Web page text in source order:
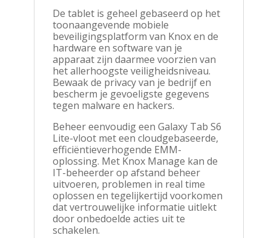
De tablet is geheel gebaseerd op het
toonaangevende mobiele
beveiligingsplatform van Knox en de
hardware en software van je
apparaat zijn daarmee voorzien van
het allerhoogste veiligheidsniveau.
Bewaak de privacy van je bedrijf en
bescherm je gevoeligste gegevens
tegen malware en hackers.
Beheer eenvoudig een Galaxy Tab S6
Lite-vloot met een cloudgebaseerde,
efficiëntieverhogende EMM-
oplossing. Met Knox Manage kan de
IT-beheerder op afstand beheer
uitvoeren, problemen in real time
oplossen en tegelijkertijd voorkomen
dat vertrouwelijke informatie uitlekt
door onbedoelde acties uit te
schakelen.